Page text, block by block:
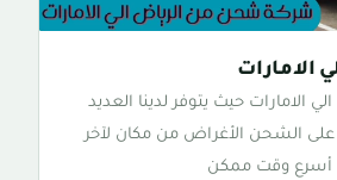
الامارات
حيث يتوفر لدينا العديد
الشحن الأغراض من مكان لآخر
أسرع وقت ممكن